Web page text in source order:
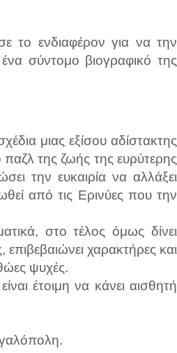
το ενδιαφέρον για να την
σύντομο βιογραφικό της
μιας εξίσου αδίστακτης
της ζωής της ευρύτερης
την ευκαιρία να αλλάξει
από τις Ερινύες που την
στο τέλος όμως δίνει
χαρακτήρες και
ψυχές.
έτοιμη να κάνει αισθητή